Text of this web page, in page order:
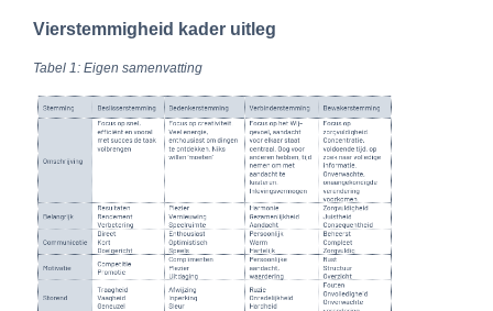
Vierstemmigheid kader uitleg
Tabel 1: Eigen samenvatting